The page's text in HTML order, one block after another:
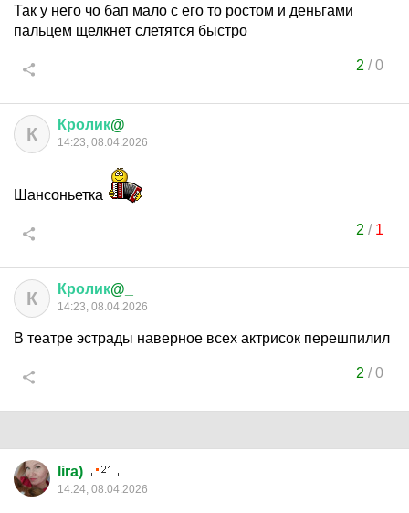
Так у него чо бап мало с его то ростом и деньгами
пальцем щелкнет слетятся быстро
2 /0
К Кролик@_
14:23, 08.04.2026
Шансоньетка
2 / 1
К Кролик@_
14:23, 08.04.2026
В театре эстрады наверное всех актрисок перешпилил
2 /0
lira)
14:24, 08.04.2026